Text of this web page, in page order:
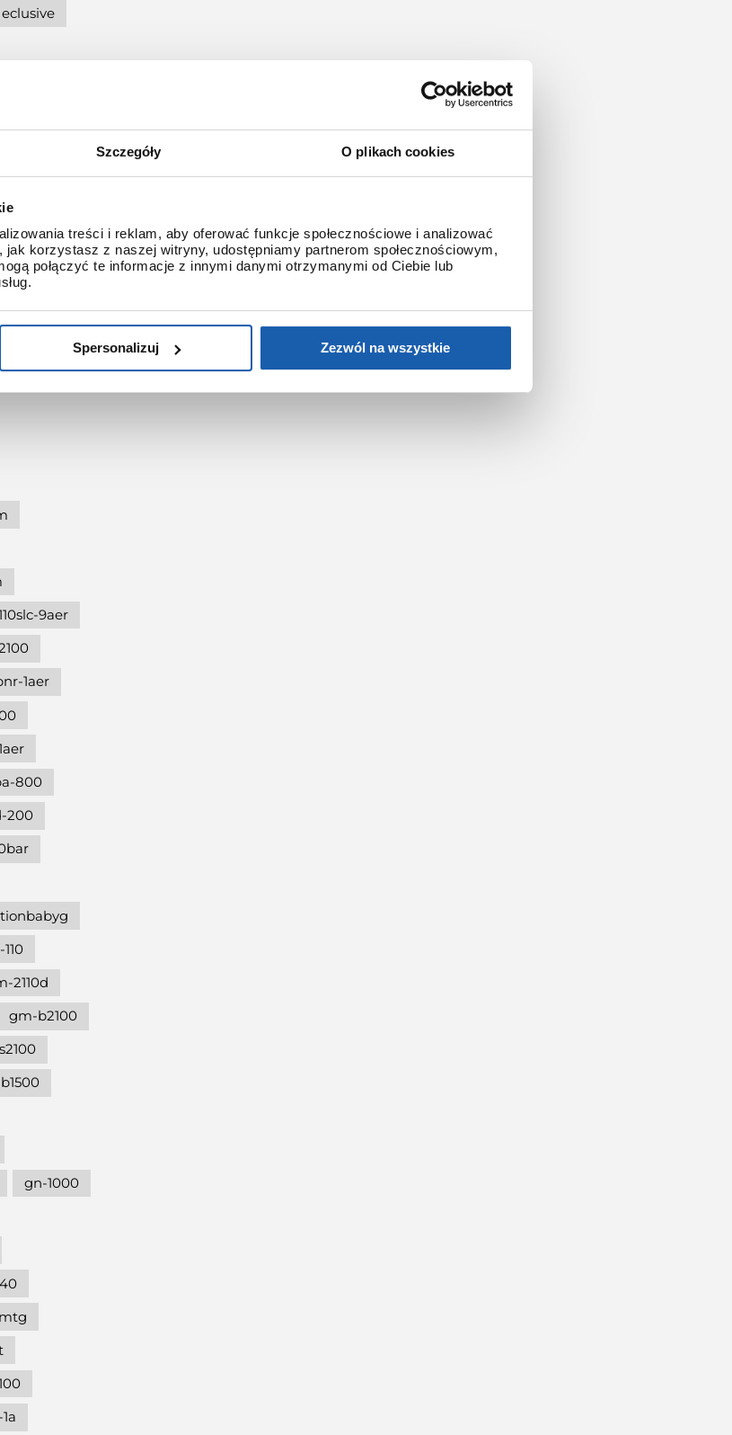
Szczegóły O plikach cookies
treści i reklam, aby oferować funkcje społecznościowe i analizować
korzystasz z naszej witryny, udostępniamy partnerom społecznościowym,
połączyć te informacje z innymi danymi otrzymanymi od Ciebie lub
Spersonalizuj Zezwól na wszystkie
9aer
1aer
800
200
2110d
gm-b2100
gn-1000